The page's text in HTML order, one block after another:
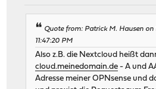
Quote from: Patrick M. Hausen on
11:47:20 PM
Also z.B. die Nextcloud heißt
cloud.meinedomain.de - A und
Adresse meiner OPNsense und